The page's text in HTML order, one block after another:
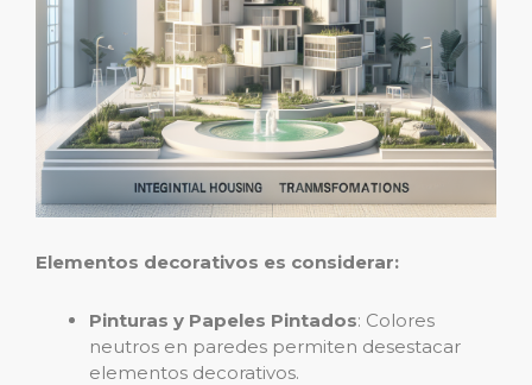
Elementos decorativos es considerar:
Pinturas y Papeles Pintados: Colores
neutros en paredes permiten desestacar
elementos decorativos.